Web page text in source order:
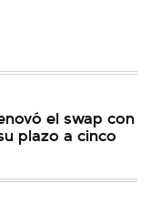
el swap con
plazo a cinco